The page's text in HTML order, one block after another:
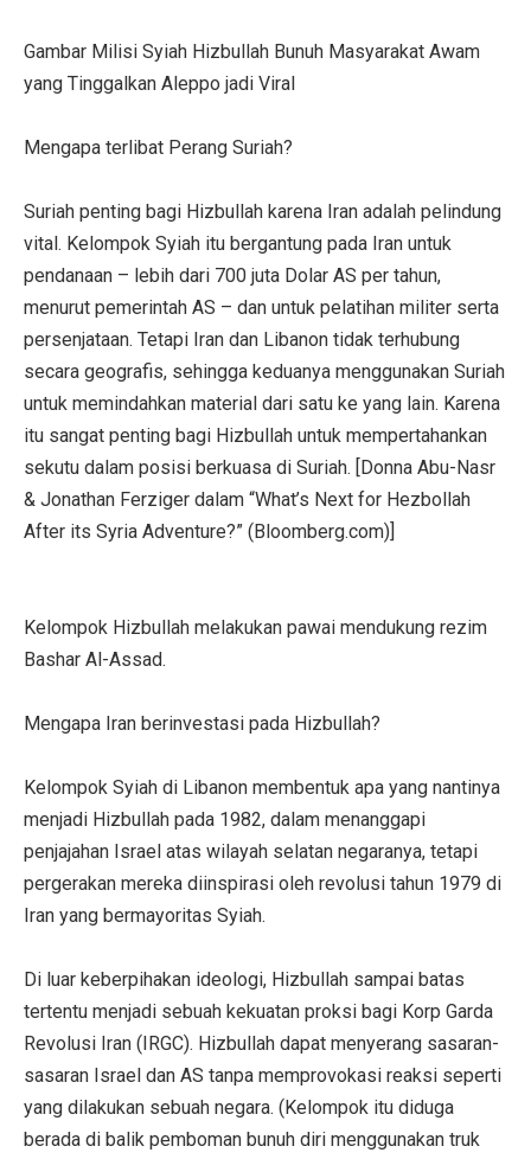
Gambar Milisi Syiah Hizbullah Bunuh Masyarakat Awam
yang Tinggalkan Aleppo jadi Viral
Mengapa terlibat Perang Suriah?
Suriah penting bagi Hizbullah karena Iran adalah pelindung
vital. Kelompok Syiah itu bergantung pada Iran untuk
pendanaan – lebih dari 700 juta Dolar AS per tahun,
menurut pemerintah AS – dan untuk pelatihan militer serta
persenjataan. Tetapi Iran dan Libanon tidak terhubung
secara geografis, sehingga keduanya menggunakan Suriah
untuk memindahkan material dari satu ke yang lain. Karena
itu sangat penting bagi Hizbullah untuk mempertahankan
sekutu dalam posisi berkuasa di Suriah. [Donna Abu-Nasr
& Jonathan Ferziger dalam “What’s Next for Hezbollah
After its Syria Adventure?” (Bloomberg.com)]
Kelompok Hizbullah melakukan pawai mendukung rezim
Bashar Al-Assad.
Mengapa Iran berinvestasi pada Hizbullah?
Kelompok Syiah di Libanon membentuk apa yang nantinya
menjadi Hizbullah pada 1982, dalam menanggapi
penjajahan Israel atas wilayah selatan negaranya, tetapi
pergerakan mereka diinspirasi oleh revolusi tahun 1979 di
Iran yang bermayoritas Syiah.
Di luar keberpihakan ideologi, Hizbullah sampai batas
tertentu menjadi sebuah kekuatan proksi bagi Korp Garda
Revolusi Iran (IRGC). Hizbullah dapat menyerang sasaran-
sasaran Israel dan AS tanpa memprovokasi reaksi seperti
yang dilakukan sebuah negara. (Kelompok itu diduga
berada di balik pemboman bunuh diri menggunakan truk